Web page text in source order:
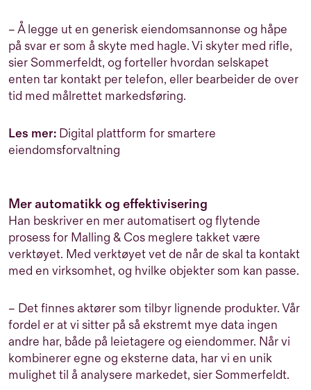
– Å legge ut en generisk eiendomsannonse og håpe
på svar er som å skyte med hagle. Vi skyter med rifle,
sier Sommerfeldt, og forteller hvordan selskapet
enten tar kontakt per telefon, eller bearbeider de over
tid med målrettet markedsføring.
Les mer: Digital plattform for smartere
eiendomsforvaltning
Mer automatikk og effektivisering
Han beskriver en mer automatisert og flytende
prosess for Malling & Cos meglere takket være
verktøyet. Med verktøyet vet de når de skal ta kontakt
med en virksomhet, og hvilke objekter som kan passe.
– Det finnes aktører som tilbyr lignende produkter. Vår
fordel er at vi sitter på så ekstremt mye data ingen
andre har, både på leietagere og eiendommer. Når vi
kombinerer egne og eksterne data, har vi en unik
mulighet til å analysere markedet, sier Sommerfeldt.